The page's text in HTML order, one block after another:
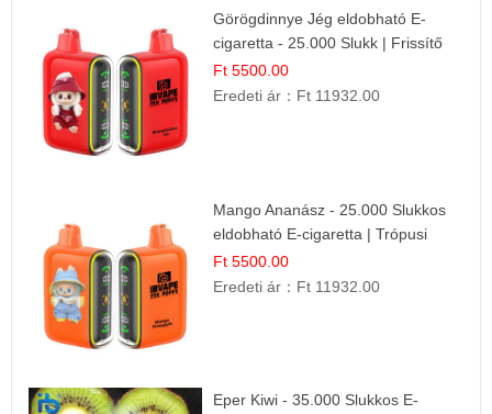
Görögdinnye Jég eldobható E-
cigaretta - 25.000 Slukk | Frissítő
Nyári Íz
Ft 5500.00
Eredeti ár： Ft 11932.00
Mango Ananász - 25.000 Slukkos
eldobható E-cigaretta | Trópusi
Ízélmény
Ft 5500.00
Eredeti ár： Ft 11932.00
Eper Kiwi - 35.000 Slukkos E-